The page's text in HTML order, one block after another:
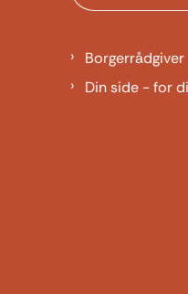
Borgerrådgiver
Din side - for